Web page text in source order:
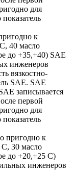
для
к
40 масло
до +35,+40) SAE
инженеров
вязкостно-
SAE. SAE
записывается
первой
для
пригодно к
С, 30 масло
до +20,+25 С)
инженеров